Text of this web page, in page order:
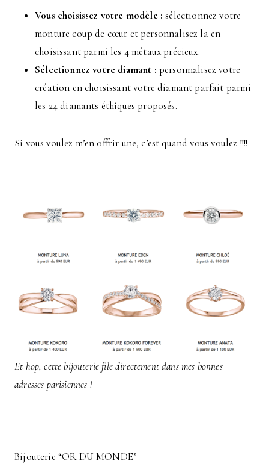
Vous choisissez votre modèle : sélectionnez votre
monture coup de cœur et personnalisez la en
choisissant parmi les 4 métaux précieux.
Sélectionnez votre diamant : personnalisez votre
création en choisissant votre diamant parfait parmi
les 24 diamants éthiques proposés.
Si vous voulez m’en offrir une, c’est quand vous voulez !!!!
Et hop, cette bijouterie file directement dans mes bonnes
adresses parisiennes !
Bijouterie “OR DU MONDE”